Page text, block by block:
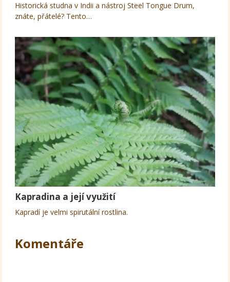
Historická studna v Indii a nástroj Steel Tongue Drum,
znáte, přátelé? Tento…
Kapradina a její využití
Kapradí je velmi spirutální rostlina.
Komentáře